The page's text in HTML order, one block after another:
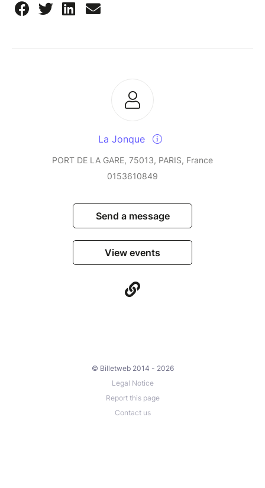
La Jonque
PORT DE LA GARE, 75013, PARIS, France
0153610849
Send a message
View events
© Billetweb 2014 - 2026
Legal Notice
Report this page
Contact us